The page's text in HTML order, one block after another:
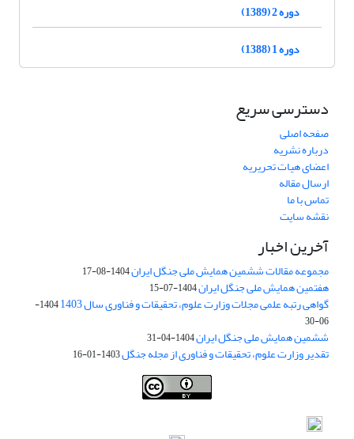
دوره 2 (1389)
دوره 1 (1388)
دسترسی سریع
صفحه اصلی
درباره نشریه
اعضای هیات تحریریه
ارسال مقاله
تماس با ما
نقشه سایت
آخرین اخبار
مجموعه مقالات ششمین همایش ملی جنگل ایران1404-08-17
هفتمین همایش ملی جنگل ایران1404-07-15
گواهی رتبه علمی مجلات وزارت علوم، تحقیقات و فناوری سال 1403
1404-
06-30
ششمین همایش ملی جنگل ایران1404-04-31
تقدیر وزارت علوم، تحقیقات و فناوری از مجله جنگل1403-01-16